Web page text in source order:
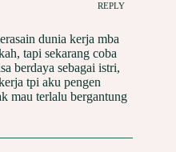
REPLY
dunia kerja mba
tapi sekarang coba
berdaya sebagai istri,
tpi aku pengen
mau terlalu bergantung